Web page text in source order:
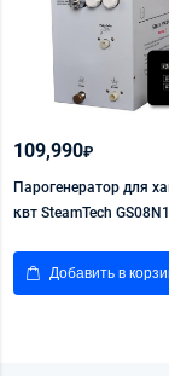
109,990₽
Парогенератор для
квт SteamTech
Добавить в